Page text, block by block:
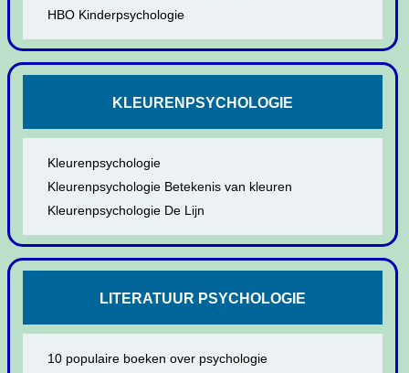
HBO Kinderpsychologie
KLEURENPSYCHOLOGIE
Kleurenpsychologie
Kleurenpsychologie Betekenis van kleuren
Kleurenpsychologie De Lijn
LITERATUUR PSYCHOLOGIE
10 populaire boeken over psychologie